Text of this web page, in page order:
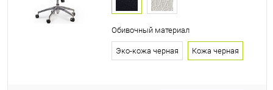
Обивочный материал
Эко-кожа черная Кожа черная